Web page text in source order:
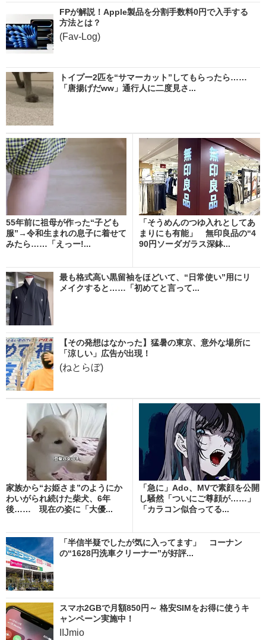
FPが解説！Apple製品を分割手数料0円で入手する
方法とは？
(Fav-Log)
トイプー2匹を“サマーカット”してもらったら……
「唐揚げだww」通行人に二度見さ...
55年前に祖母が作った“子ども
服”→令和生まれの息子に着せて
みたら……「えっー!...
「そうめんのつゆ入れとしてあ
まりにも有能」 無印良品の“4
90円ソーダガラス深鉢...
最も格式高い黒留袖をほどいて、“日常使い”用にリ
メイクすると……「初めてと言って...
【その発想はなかった】猛暑の東京、意外な場所に
「涼しい」広告が出現！
(ねとらぼ)
家族から“お姫さま”のようにか
わいがられ続けた柴犬、6年
後…… 現在の姿に「大優...
「急に」Ado、MVで素顔を公開
し騒然「ついにご尊顔が……」
「カラコン似合ってる...
「半信半疑でしたが気に入ってます」 コーナン
の“1628円洗車クリーナー”が好評...
スマホ2GBで月額850円～ 格安SIMをお得に使うキ
ャンペーン実施中！
IIJmio